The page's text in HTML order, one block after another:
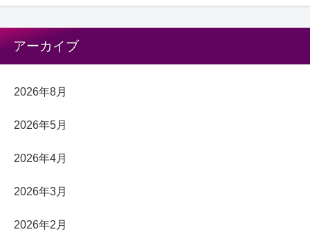
アーカイブ
2026年8月
2026年5月
2026年4月
2026年3月
2026年2月